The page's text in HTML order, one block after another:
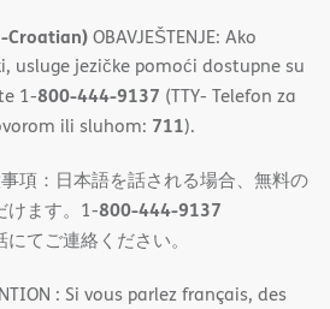
Croatian)OBAVJEŠTENJE: Ako
usluge jezičke pomoći dostupne su
1-800-444-9137 (TTY- Telefon za
ili sluhom: 711).
項：日本語を話される場合、無料の
けます。1-800-444-9137
てご連絡ください。
: Si vous parlez français, des